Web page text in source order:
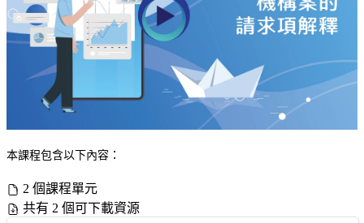
本課程包含以下內容：
2 個課程單元
共有 2 個可下載資源